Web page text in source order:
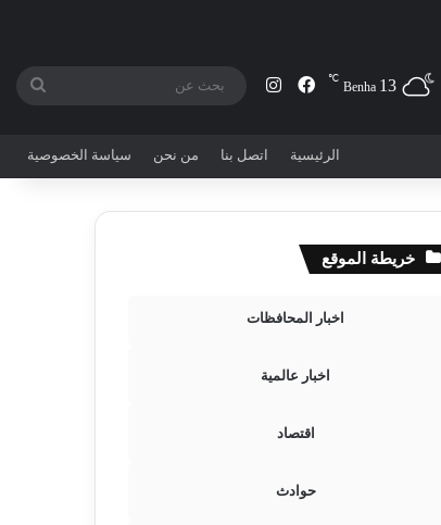
Benha 13
℃ فيسبوكانستقرام
الرئيسية اتصل بنا من نحن سياسة الخصوصية
خريطة الموقع
اخبار المحافظات
اخبار عالمية
اقتصاد
حوادث